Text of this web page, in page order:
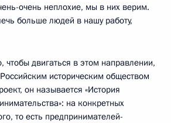
очень неплохие, мы в них верим.
больше людей в нашу работу,
чтобы двигаться в этом направлении,
историческим обществом
он называется «История
на конкретных
то есть предпринимателей-